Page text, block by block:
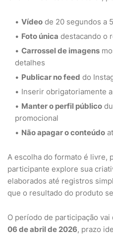
Vídeo de 20 segundos a
Foto única destacando o
Carrossel de imagens
detalhes
Publicar no feed do
Inserir obrigatoriamente
Manter o perfil público
promocional
Não apagar o conteúdo
A escolha do formato é livre,
participante explore sua
elaborados até registros
que o resultado do produto
O período de participação vai
06 de abril de 2026, prazo